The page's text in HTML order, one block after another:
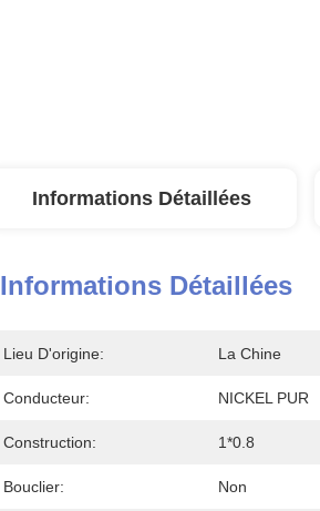
Informations Détaillées
Informations Détaillées
Lieu D'origine: La Chine
Conducteur: NICKEL PUR
Construction: 1*0.8
Bouclier: Non